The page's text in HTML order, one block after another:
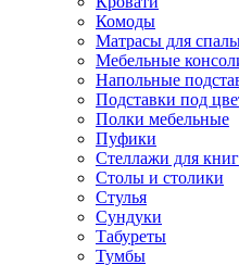
Комоды
Матрасы для
Мебельные
Напольные
Подставки под
Полки мебельные
Пуфики
Стеллажи для книг
Столы и столики
Стулья
Сундуки
Табуреты
Тумбы